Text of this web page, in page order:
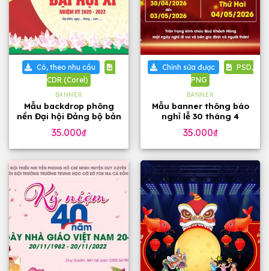
Có, theo nhu cầu
CDR (Corel)
BANNER
Mẫu backdrop phông
nền Đại hội Đảng bộ bản
35.000₫
Chỉnh sửa được
PSD,
PNG
BANNER
Mẫu banner thông báo
nghỉ lễ 30 tháng 4
35.000₫